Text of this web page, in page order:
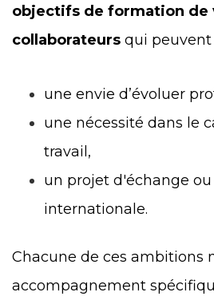
objectifs de formation de
collaborateurs qui peuvent
une envie d’évoluer
une nécessité dans le
travail,
un projet d'échange
internationale.
Chacune de ces ambitions
accompagnement